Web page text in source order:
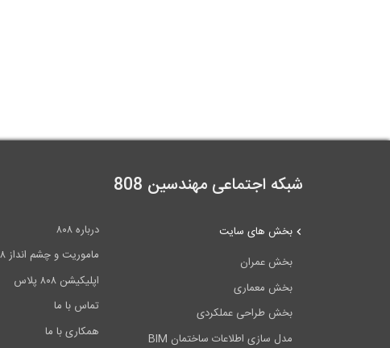
شبکه اجتماعی مهندسین 808
درباره ۸۰۸
ماموریت و چشم انداز ۸۰۸
اپلیکیشن ۸۰۸ پلاس
تماس با ما
همکاری با ما
بخش های سایت
بخش عمران
بخش معماری
بخش طراحی عملکردی
مدل سازی اطلاعات ساختمان BIM